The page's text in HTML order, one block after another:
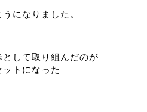
になりました。
して取り組んだのが
トになった